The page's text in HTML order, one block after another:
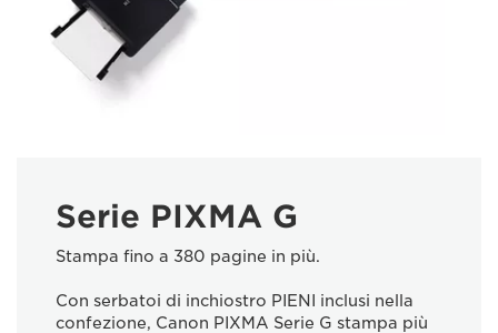
Serie PIXMA G
Stampa fino a 380 pagine in più.
Con serbatoi di inchiostro PIENI inclusi nella
confezione, Canon PIXMA Serie G stampa più